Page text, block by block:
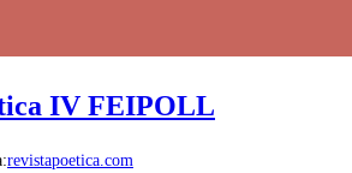
IV FEIPOLL
revistapoetica.com